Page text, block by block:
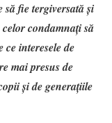
fie tergiversată şi
condamnaţi să
interesele de
mai presus de
şi de generaţiile